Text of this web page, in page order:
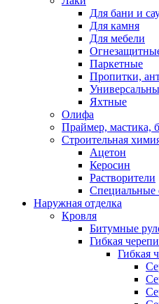
Для бани и
Для камня
Для мебели
Паркетные
Пропитки,
Яхтные
Олифа
Праймер, мастика,
Строительная
Ацетон
Керосин
Растворители
Специальные
Наружная отделка
Кровля
Битумные
Гибкая
Гибкая